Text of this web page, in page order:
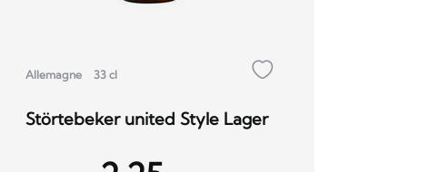
Allemagne 33 cl
Störtebeker united Style Lager